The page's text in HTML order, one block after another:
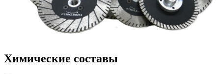
Химические составы